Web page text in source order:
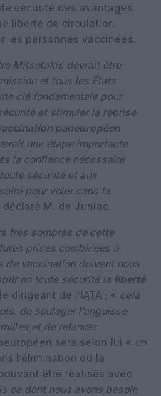
sécurité des avantages
liberté de circulation
les personnes vaccinées.
Mitsotakis devrait être
et tous les États
clé fondamentale pour
et stimuler la reprise
paneuropéen
une étape importante
la confiance nécessaire
sécurité et aux
pour voler sans la
déclaré M. de Juniac.
très sombres de cette
prises combinées à
de vaccination doivent nous
en toute sécurité la liberté
dirigeant de l’IATA ; « cela
de soulager l’angoisse
et de relancer
sera selon lui « un
l’élimination ou la
être réalisés avec
ce dont nous avons besoin